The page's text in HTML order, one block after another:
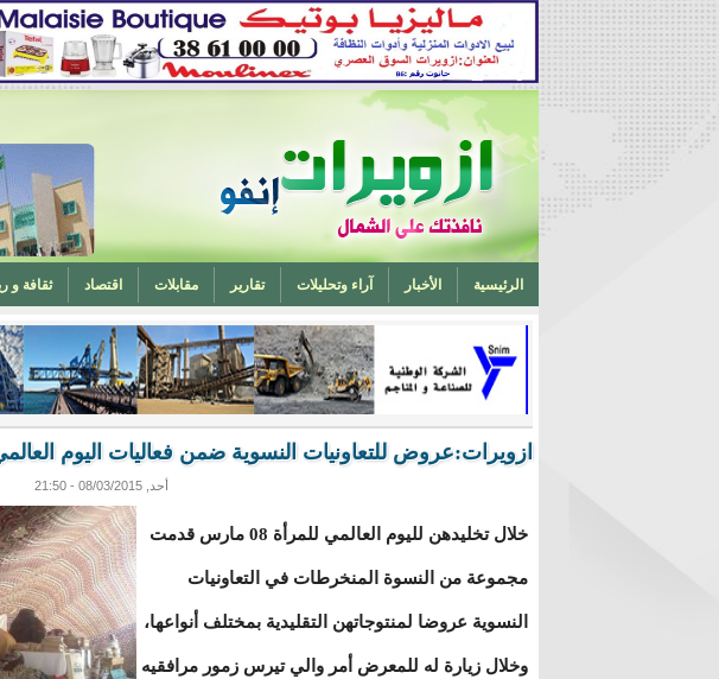
الرئيسية الأخبار آراء وتحليلات تقارير مقابلات اقتصاد ثقافة و
تخرج أحد ابناء ازويرات مهندسا في الهندسة الميكانيكية من المغرب (تهنئة) ه
ازويرات:عروض للتعاونيات النسوية ضمن فعاليات اليوم
أحد, 08/03/2015 - 21:50
خلال تخليدهن لليوم العالمي للمرأة 08 مارس قدمت
مجموعة من النسوة المنخرطات في التعاونيات
النسوية عروضا لمنتوجاتهن التقليدية بمختلف أنواعها،
وخلال زيارة له للمعرض أمر والي تيرس زمور مرافقيه